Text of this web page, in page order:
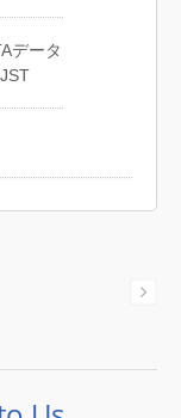
ーハ
準
てい
つ効
す。
データ
ショナ
リな
経験